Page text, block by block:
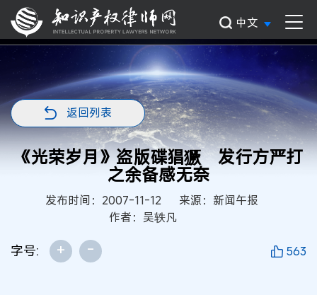
中文
返回列表
《光荣岁月》盗版碟猖獗 发行方严打
之余备感无奈
发布时间：2007-11-12
来源：新闻午报
作者：吴轶凡
字号: + - 563